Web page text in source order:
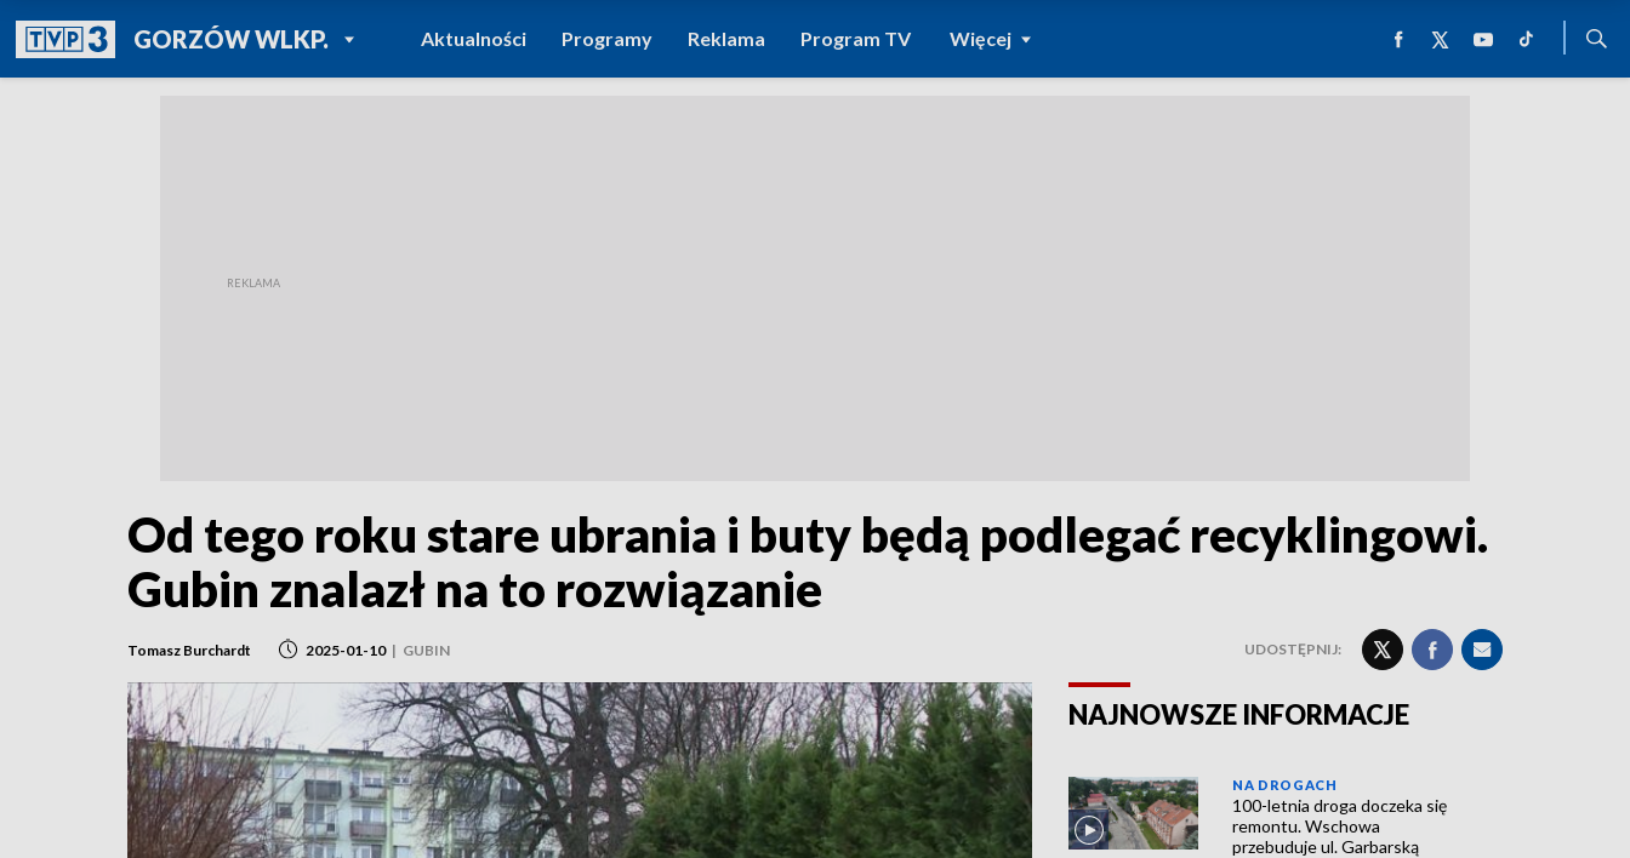
GORZÓW WLKP.POWRÓT DO
TVP REGIONY
Aktualności Programy Reklama Program TV Więcej
Od tego roku stare ubrania i buty będą podlegać recyklingowi.
Gubin znalazł na to rozwiązanie
Tomasz Burchardt 2025-01-10 | GUBIN UDOSTĘPNIJ:
NAJNOWSZE INFORMACJE
NA DROGACH
100-letnia droga doczeka się
remontu. Wschowa
przebuduje ul. Garbarską